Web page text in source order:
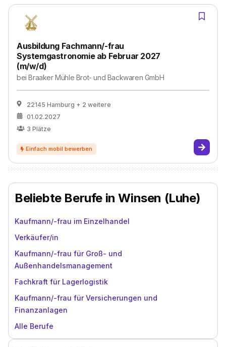
Ausbildung Fachmann/-frau
Systemgastronomie ab Februar 2027
(m/w/d)
beiBraaker Mühle Brot- und Backwaren GmbH
22145 Hamburg + 2 weitere
01.02.2027
3 Plätze
Beliebte Berufe in Winsen (Luhe)
Kaufmann/-frau im Einzelhandel
Verkäufer/in
Kaufmann/-frau für Groß- und
Außenhandelsmanagement
Fachkraft für Lagerlogistik
Kaufmann/-frau für Versicherungen und
Finanzanlagen
Alle Berufe